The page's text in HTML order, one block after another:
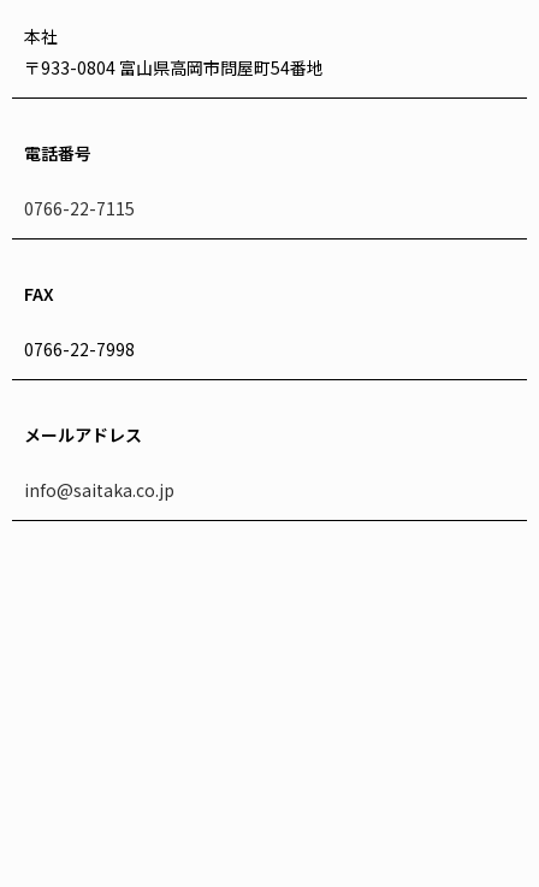
本社
〒933-0804 富山県高岡市問屋町54番地
電話番号
0766-22-7115
FAX
0766-22-7998
メールアドレス
info@saitaka.co.jp